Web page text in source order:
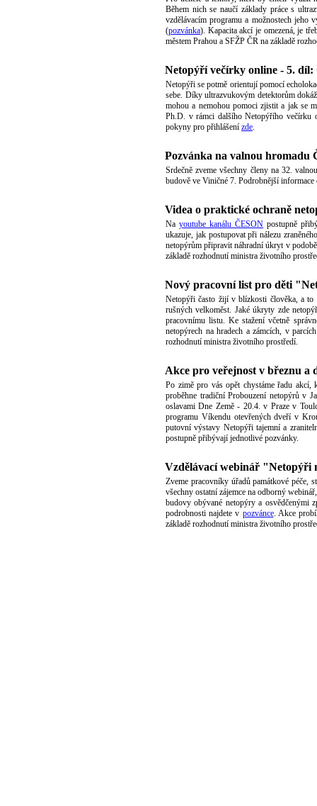
Během nich se naučí základy práce s
vzdělávacím programu a možnostech
(pozvánka). Kapacita akcí je omezená, je
městem Prahou a SFŽP ČR na základě
Netopýří večírky online - 5. díl:
Netopýři se potmě orientují pomocí
sebe. Díky ultrazvukovým detektorům
mohou a nemohou pomoci zjistit a jak se
Ph.D. v rámci dalšího Netopýřího večírku
pokyny pro přihlášení zde.
Pozvánka na valnou hromadu
Srdečně zveme všechny členy na 32.
budově ve Viničné 7. Podrobnější
Videa o praktické ochraně
Nayoutube kanálu ČESON postupně
ukazuje, jak postupovat při nálezu
netopýrům připravit náhradní úkryt v
základě rozhodnutí ministra životního
Nový pracovní list pro děti
Netopýři často žijí v blízkosti člověka, a to
rušných velkoměst. Jaké úkryty zde
pracovnímu listu. Ke stažení včetně
netopýrech na hradech a zámcích, v
rozhodnutí ministra životního prostředí.
Akce pro veřejnost v březnu a
Po zimě pro vás opět chystáme řadu
proběhne tradiční Probouzení netopýrů v
oslavami Dne Země - 20.4. v Praze v
programu Víkendu otevřených dveří v
putovní výstavy Netopýři tajemní a
postupně přibývají jednotlivé pozvánky.
Vzdělávací webinář "Netopýři
Zveme pracovníky úřadů památkové péče,
všechny ostatní zájemce na odborný
budovy obývané netopýry a osvědčenými
podrobnosti najdete v pozvánce. Akce
základě rozhodnutí ministra životního